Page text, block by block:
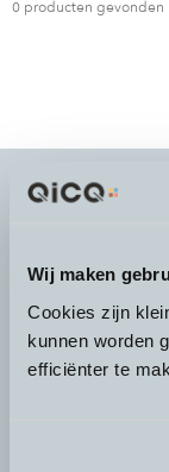
Wij maken
Cookies zijn
kunnen worden
efficiënter te
0 producten gevonden
Over QicQ